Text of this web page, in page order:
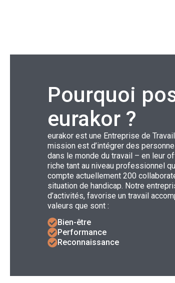
Pourquoi
eurakor ?
eurakor est une Entreprise de
mission est d’intégrer des
dans le monde du travail – en leur
riche tant au niveau professionnel
compte actuellement 200
situation de handicap. Notre
d’activités, favorise un travail
valeurs que sont :
Bien-être
Performance
Reconnaissance